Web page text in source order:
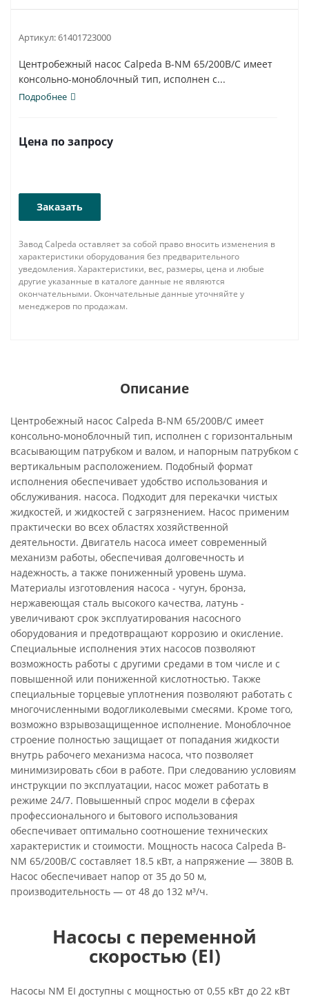
Артикул:61401723000
Центробежный насос Calpeda B-NM 65/200B/C имеет
консольно-моноблочный тип, исполнен с...
Подробнее
Цена по запросу
Заказать
Завод Calpeda оставляет за собой право вносить изменения в
характеристики оборудования без предварительного
уведомления. Характеристики, вес, размеры, цена и любые
другие указанные в каталоге данные не являются
окончательными. Окончательные данные уточняйте у
менеджеров по продажам.
Описание
Центробежный насос Calpeda B-NM 65/200B/C имеет
консольно-моноблочный тип, исполнен с горизонтальным
всасывающим патрубком и валом, и напорным патрубком с
вертикальным расположением. Подобный формат
исполнения обеспечивает удобство использования и
обслуживания. насоса. Подходит для перекачки чистых
жидкостей, и жидкостей с загрязнением. Насос применим
практически во всех областях хозяйственной
деятельности. Двигатель насоса имеет современный
механизм работы, обеспечивая долговечность и
надежность, а также пониженный уровень шума.
Материалы изготовления насоса - чугун, бронза,
нержавеющая сталь высокого качества, латунь -
увеличивают срок эксплуатирования насосного
оборудования и предотвращают коррозию и окисление.
Специальные исполнения этих насосов позволяют
возможность работы с другими средами в том числе и с
повышенной или пониженной кислотностью. Также
специальные торцевые уплотнения позволяют работать с
многочисленными водогликолевыми смесями. Кроме того,
возможно взрывозащищенное исполнение. Моноблочное
строение полностью защищает от попадания жидкости
внутрь рабочего механизма насоса, что позволяет
минимизировать сбои в работе. При следованию условиям
инструкции по эксплуатации, насос может работать в
режиме 24/7. Повышенный спрос модели в сферах
профессионального и бытового использования
обеспечивает оптимально соотношение технических
характеристик и стоимости. Мощность насоса Calpeda B-
NM 65/200B/C составляет 18.5 кВт, а напряжение — 380В В.
Насос обеспечивает напор от 35 до 50 м,
производительность — от 48 до 132 м³/ч.
Насосы с переменной
скоростью (EI)
Насосы NM EI доступны с мощностью от 0,55 кВт до 22 кВт